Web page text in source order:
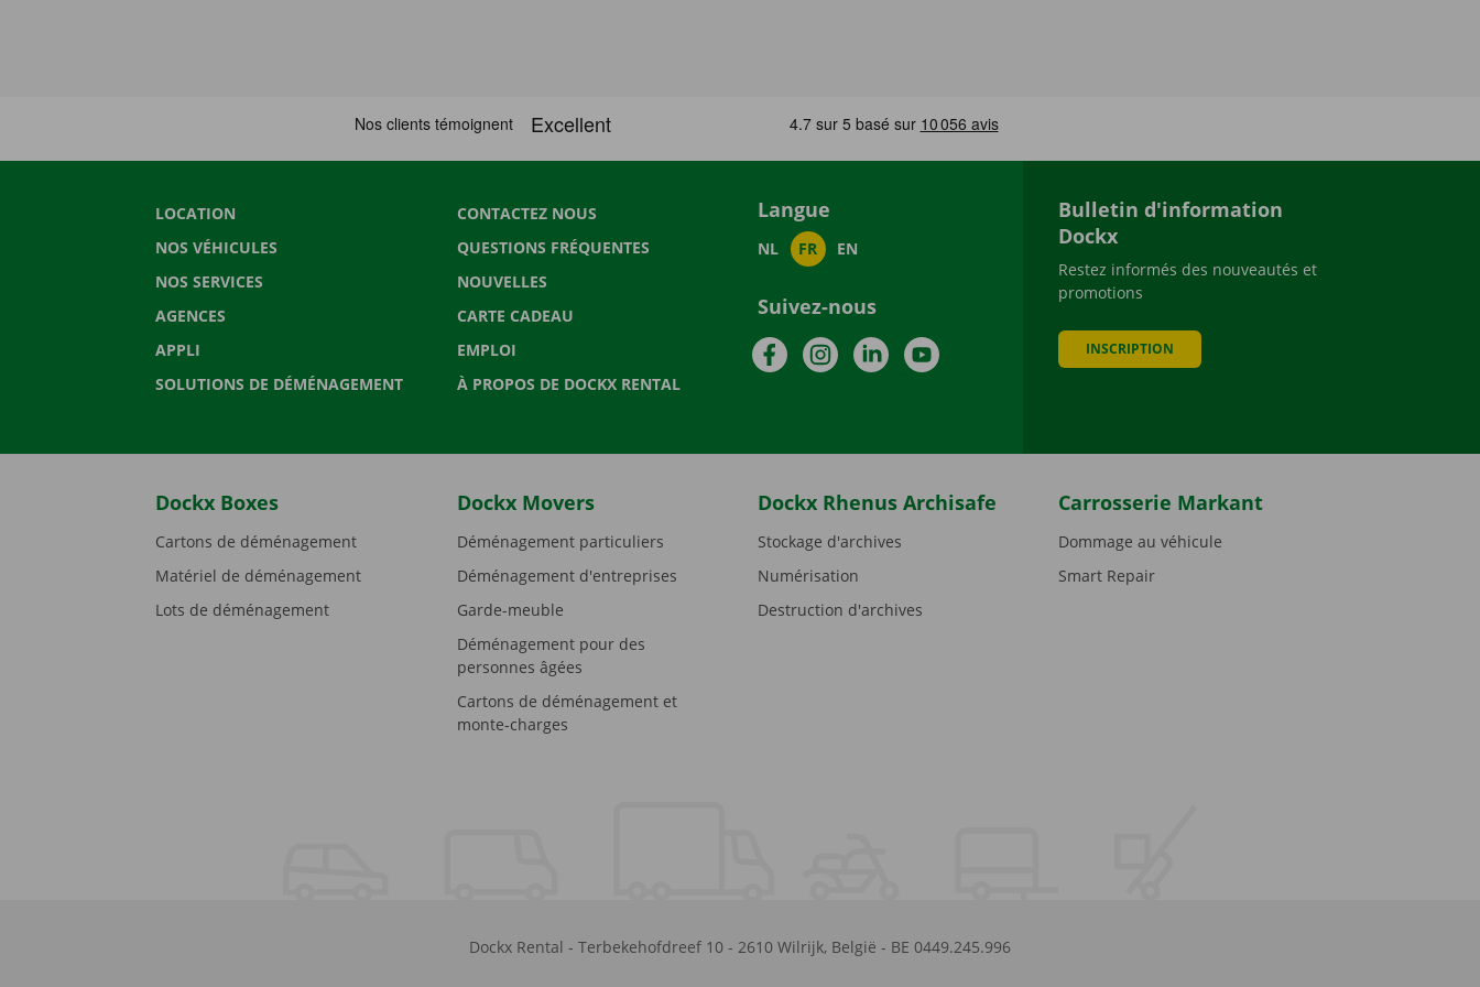
LOCATION
NOS VÉHICULES
NOS SERVICES
AGENCES
APPLI
SOLUTIONS DE DÉMÉNAGEMENT
CONTACTEZ NOUS
QUESTIONS FRÉQUENTES
NOUVELLES
CARTE CADEAU
EMPLOI
À PROPOS DE DOCKX RENTAL
Langue
NL FR EN
Suivez-nous
FacebookInstagramLinkedInYouTube
Bulletin d'information
Dockx
Restez informés des nouveautés et
promotions
INSCRIPTION
Dockx Boxes
Cartons de déménagement
Matériel de déménagement
Lots de déménagement
Dockx Movers
Déménagement particuliers
Déménagement d'entreprises
Garde-meuble
Déménagement pour des
personnes âgées
Cartons de déménagement et
monte-charges
Dockx Rhenus Archisafe
Stockage d'archives
Numérisation
Destruction d'archives
Carrosserie Markant
Dommage au véhicule
Smart Repair
Dockx Rental - Terbekehofdreef 10- 2610 Wilrijk, België - BE 0449.245.996